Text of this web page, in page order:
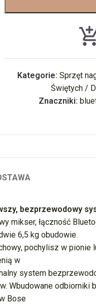
Kategorie: Sprzęt
Świętych /
Znaczniki:
bezprzewodowy
mikser, łączność
6,5 kg obudowie.
pochylisz w
w
system
Wbudowane
Bose